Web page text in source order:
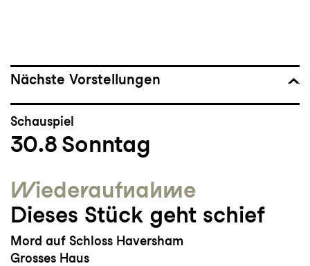
Nächste Vorstellungen
Schauspiel
30.8 Sonntag
Wieder­aufnahme
Dieses Stück geht schief
Mord auf Schloss Haversham
Grosses Haus